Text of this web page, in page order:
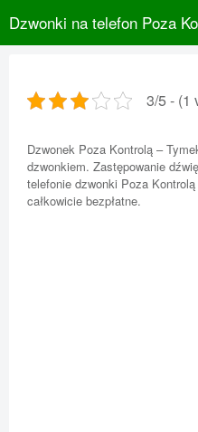
Dzwonki na telefon Poza
3/5 - (1
Dzwonek Poza Kontrolą –
dzwonkiem. Zastępowanie
telefonie dzwonki Poza
całkowicie bezpłatne.